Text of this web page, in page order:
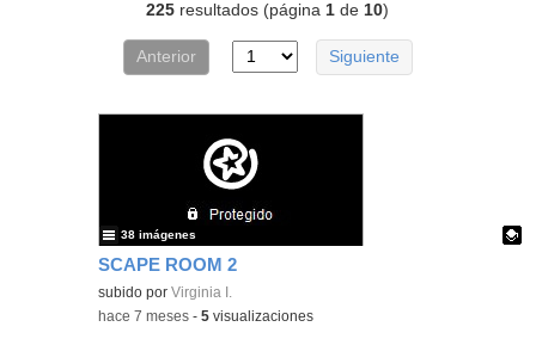
225 resultados (página1 de10)
Anterior Siguiente
SCAPE ROOM 2
Contenido educativo.
subido porVirginia I.
38 imágenes
-hace 7 meses -5 visualizaciones